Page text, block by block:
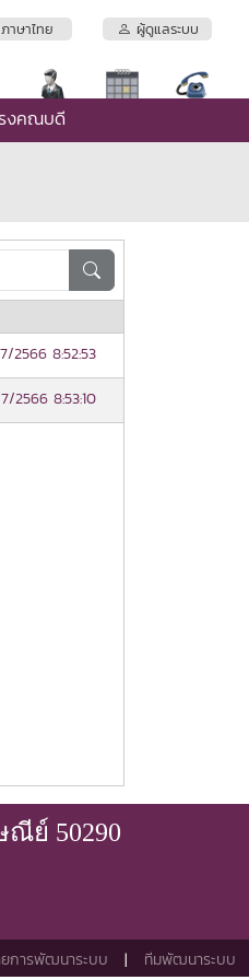
ภาษาไทย ผู้ดูแลระบบ
งคณบดี
2566 8:52:53
2566 8:53:10
ย์ 50290
ยการพัฒนาระบบ | ทีมพัฒนาระบบ